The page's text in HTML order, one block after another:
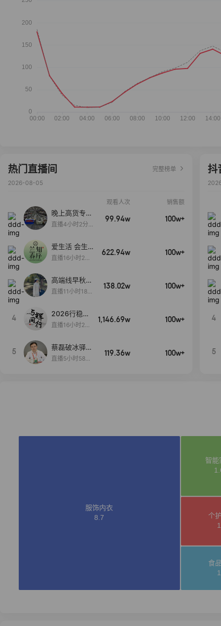
热门直播间
完整榜单
2026-08-05
观看人次 销售额
晚上高货专场
大放漏
直播4小时2分5
99.94w 100w+
爱生活 会生
活
直播16小时24
622.94w 100w+
高端线早秋现
货首发
直播11小时18分
138.02w 100w+
4
2026行稳致
远
直播16小时20
1,146.69w 100w+
5
蔡磊破冰驿站
直播间好物分
直播5小时58分
119.36w 100w+
抖
4
5